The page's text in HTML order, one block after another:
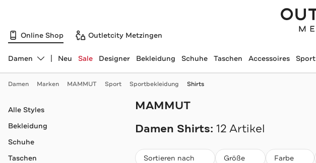
Online Shop Outletcity Metzingen
Abteilung ändern, ausgewählt:
Damen Neu Sale Designer Bekleidung Schuhe Taschen Accessoires Sport
Damen Marken MAMMUT Sport Sportbekleidung Shirts
MAMMUT
Damen Shirts: 12 Artikel
Navigation überspringen
Alle Styles
Bekleidung
Schuhe
Taschen
Sortieren nach
Beliebteste Größe Farbe